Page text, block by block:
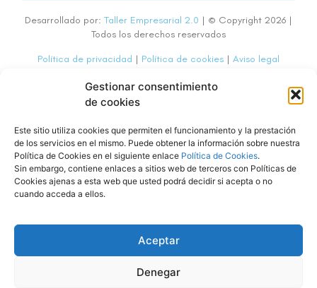
Gestionar consentimiento
de cookies
Este sitio utiliza cookies que permiten el funcionamiento y la prestación
de los servicios en el mismo. Puede obtener la información sobre nuestra
Política de Cookies en el siguiente enlace Política de Cookies.
Sin embargo, contiene enlaces a sitios web de terceros con Políticas de
Cookies ajenas a esta web que usted podrá decidir si acepta o no
cuando acceda a ellos.
Aceptar
Denegar
Enlaces de interés
ADICOR
Campamentos
Consejos
Desarrollado por: Taller Empresarial 2.0 | © Copyright 2026 |
Todos los derechos reservados
Política de privacidad | Política de cookies | Aviso legal